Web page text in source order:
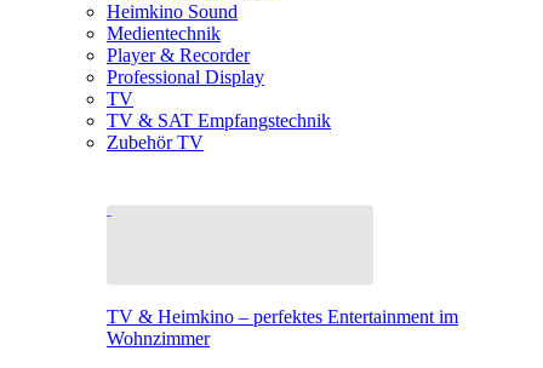
Heimkino Sound
Medientechnik
Player & Recorder
Professional Display
TV
TV & SAT Empfangstechnik
Zubehör TV
TV & Heimkino – perfektes Entertainment im
Wohnzimmer